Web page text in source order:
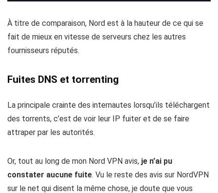
À titre de comparaison, Nord est à la hauteur de ce qui se
fait de mieux en vitesse de serveurs chez les autres
fournisseurs réputés.
Fuites DNS et torrenting
La principale crainte des internautes lorsqu’ils téléchargent
des torrents, c’est de voir leur IP fuiter et de se faire
attraper par les autorités.
Or, tout au long de mon Nord VPN avis, je n’ai pu
constater aucune fuite. Vu le reste des avis sur NordVPN
sur le net qui disent la même chose, je doute que vous